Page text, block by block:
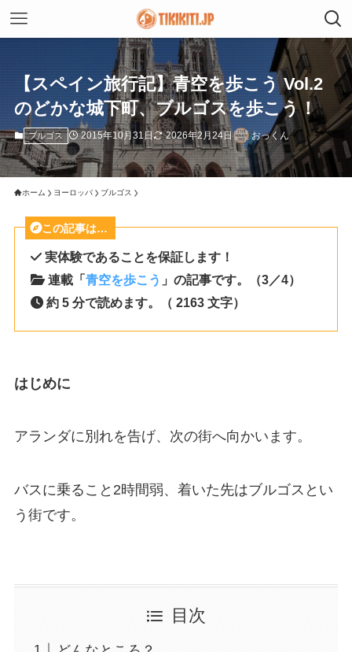
【スペイン旅行記】青空を歩こう Vol.2
のどかな城下町、ブルゴスを歩こう！
ブルゴス 2015年10月31日 2026年2月24日 おっくん
ホーム ヨーロッパ ブルゴス
この記事は…
実体験であることを保証します！
連載「青空を歩こう 」の記事です。（3／4）
約 5 分で読めます。（ 2163 文字）
はじめに
アランダに別れを告げ、次の街へ向かいます。
バスに乗ること2時間弱、着いた先はブルゴスとい
う街です。
目次